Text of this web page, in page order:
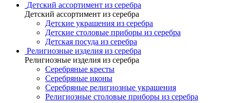
Детский ассортимент из серебра
Детский ассортимент из серебра
Детские украшения из серебра
Детские столовые приборы из серебра
Детская посуда из серебра
Религиозные изделия из серебра
Религиозные изделия из серебра
Серебряные кресты
Серебряные иконы
Серебряные религиозные украшения
Религиозные столовые приборы из серебра